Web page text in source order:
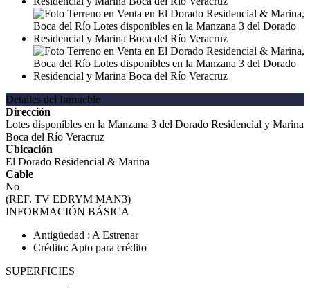
Detalles del Inmueble
Dirección
Lotes disponibles en la Manzana 3 del Dorado Residencial y Marina
Boca del Río Veracruz
Ubicación
El Dorado Residencial & Marina
Cable
No
(REF. TV EDRYM MAN3)
INFORMACIÓN BÁSICA
Antigüedad : A Estrenar
Crédito: Apto para crédito
SUPERFICIES